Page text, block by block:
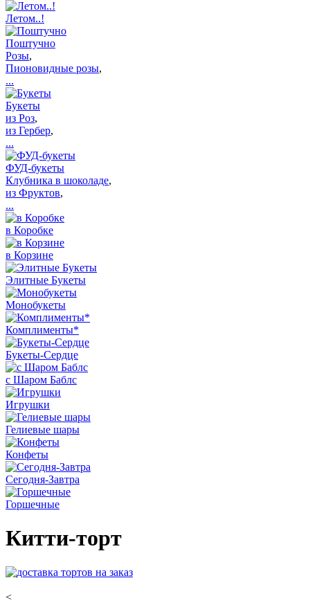
Летом..!
Поштучно
Розы,
Пионовидные розы,
...
Букеты
из Роз,
из Гербер,
...
ФУД-букеты
Клубника в шоколаде,
из Фруктов,
...
в Коробке
в Корзине
Элитные Букеты
Монобукеты
Комплименты*
Букеты-Сердце
с Шаром Баблс
Игрушки
Гелиевые шары
Конфеты
Сегодня-Завтра
Горшечные
Китти-торт
<